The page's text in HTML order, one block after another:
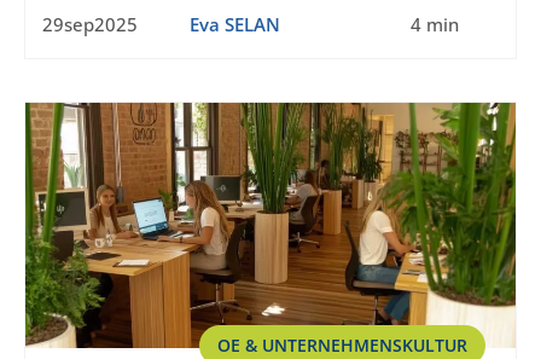
29sep2025 Eva SELAN 4 min
OE & UNTERNEHMENSKULTUR